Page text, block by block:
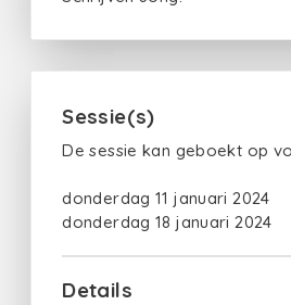
Sessie(s)
De sessie kan geboekt op
donderdag 11 januari 2024
donderdag 18 januari 2024
Details